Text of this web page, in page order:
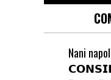
Nani